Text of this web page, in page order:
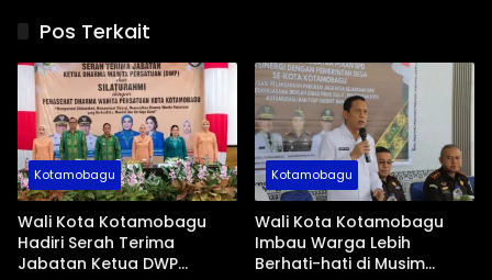
Pos Terkait
Kotamobagu
Wali Kota Kotamobagu
Hadiri Serah Terima
Jabatan Ketua DWP
Kotamobagu
Wali Kota Kotamobagu
Imbau Warga Lebih
Berhati-hati di Musim